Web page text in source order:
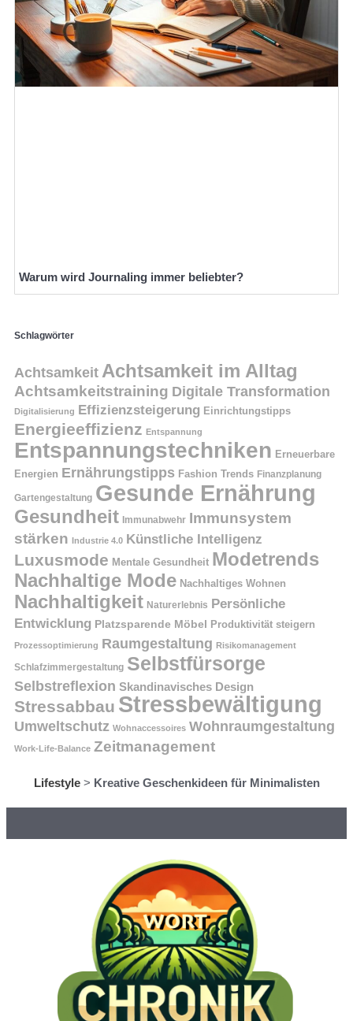
Warum wird Journaling immer beliebter?
Schlagwörter
Achtsamkeit Achtsamkeit im Alltag
Achtsamkeitstraining Digitale Transformation
Digitalisierung Effizienzsteigerung Einrichtungstipps
Energieeffizienz Entspannung
Entspannungstechniken Erneuerbare
Energien Ernährungstipps Fashion Trends Finanzplanung
Gartengestaltung Gesunde Ernährung
Gesundheit Immunabwehr Immunsystem
stärken Industrie 4.0 Künstliche Intelligenz
Luxusmode Mentale Gesundheit Modetrends
Nachhaltige Mode Nachhaltiges Wohnen
Nachhaltigkeit Naturerlebnis Persönliche
Entwicklung Platzsparende Möbel Produktivität steigern
Prozessoptimierung Raumgestaltung Risikomanagement
Schlafzimmergestaltung Selbstfürsorge
Selbstreflexion Skandinavisches Design
Stressabbau Stressbewältigung
Umweltschutz Wohnaccessoires Wohnraumgestaltung
Work-Life-Balance Zeitmanagement
Lifestyle> Kreative Geschenkideen für Minimalisten